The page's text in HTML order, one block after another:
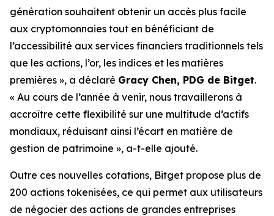
génération souhaitent obtenir un accès plus facile
aux cryptomonnaies tout en bénéficiant de
l’accessibilité aux services financiers traditionnels tels
que les actions, l’or, les indices et les matières
premières », a déclaré Gracy Chen, PDG de Bitget.
« Au cours de l’année à venir, nous travaillerons à
accroître cette flexibilité sur une multitude d’actifs
mondiaux, réduisant ainsi l’écart en matière de
gestion de patrimoine », a-t-elle ajouté.
Outre ces nouvelles cotations, Bitget propose plus de
200 actions tokenisées, ce qui permet aux utilisateurs
de négocier des actions de grandes entreprises